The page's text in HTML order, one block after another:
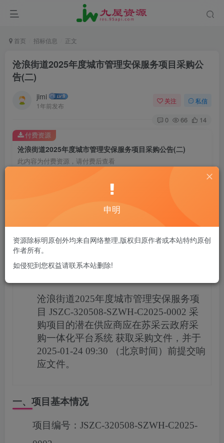
首页 招标信息 正文
沧浪街道2025年度城市管理安保服务项目采购公
告(二)
jimi
1年前发布
关注 私信
0 66 14
沧浪街道2025年度城市管理安保服务项目采购公告(二)
此内容为付费资源，请付费后查看
20
您当前未登录！建议登陆后购买，可保存购买订单
付费资源
沧浪街道2025年度城市管理安保服务项
目 JSZC-320508-SZWH-C2025-0002 采
购项目的潜在供应商应在苏采云政府采
购一体化平台系统 获取采购文件，并于
2025-01-24 09:30 （北京时间）前提交响
应文件。
一、项目基本情况
项目编号： JSZC-320508-SZWH-C2025-
申明
资源除标明原创外均来自网络整理,版权归原作者或本站特约原创
作者所有。
如侵犯到您权益请联系本站删除!